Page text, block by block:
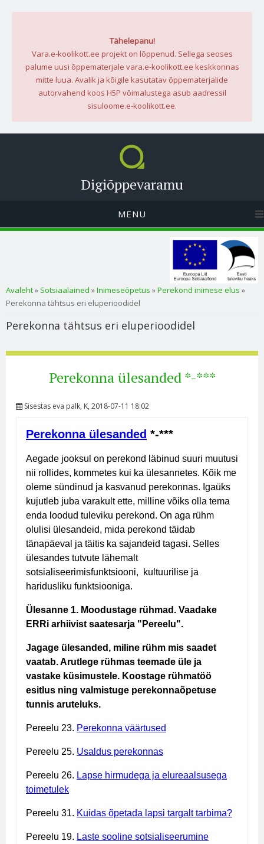
Tähelepanu!
Vara.e-koolikott.ee projekt on lõppenud. Sellega seoses
palume uusi õppematerjale vara.e-koolikott.ee keskkonnas
mitte luua. Avalik ja kõigile kasutatav õppematerjalide
autorvahend koos H5P võimalustega asub aadressil
sisuloome.e-koolikott.ee.
Digiõppevaramu
MENU
Sa oled siin
Avaleht» Sotsiaalained »Inimeseõpetus »Perekond inimese elus »
Perekonna tähtsus eri eluperioodidel
Perekonna tähtsus eri eluperioodidel
Perekonna ülesanded *-***
Sisestas eva palk, K, 2018-07-11 18:02